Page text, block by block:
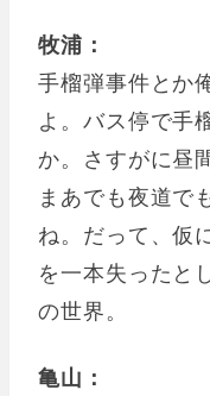
牧浦：
手榴弾事件とか
よ。バス停で手
か。さすがに昼
まあでも夜道で
ね。だって、仮
を一本失ったと
の世界。
亀山：